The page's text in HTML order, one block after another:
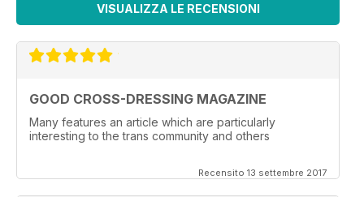
VISUALIZZA LE RECENSIONI
GOOD CROSS-DRESSING MAGAZINE
Many features an article which are particularly
interesting to the trans community and others
Recensito 13 settembre 2017